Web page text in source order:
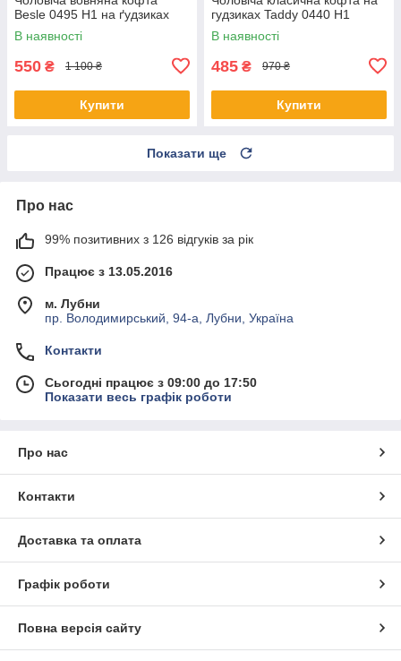
Besle 0495 H1 на ґудзиках
В наявності
550 ₴ 1 100 ₴
Купити
гудзиках Taddy 0440 Н1
В наявності
485 ₴ 970 ₴
Купити
Показати ще
Про нас
99% позитивних з 126 відгуків за рік
Працює з 13.05.2016
м. Лубни
пр. Володимирський, 94-а, Лубни, Україна
Контакти
Сьогодні працює з 09:00 до 17:50
Показати весь графік роботи
Про нас
Контакти
Доставка та оплата
Графік роботи
Повна версія сайту